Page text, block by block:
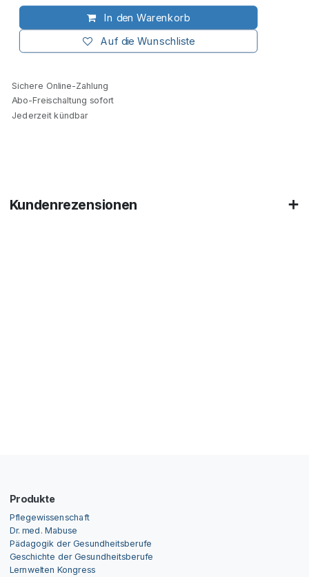
In den Warenkorb
Auf die Wunschliste
Sichere Online-Zahlung
Abo-Freischaltung sofort
Jederzeit kündbar
Kundenrezensionen
Produkte
Pflegewissenschaft
Dr. med. Mabuse
Pädagogik der Gesundheitsberufe
Geschichte der Gesundheitsberufe
Lernwelten Kongress